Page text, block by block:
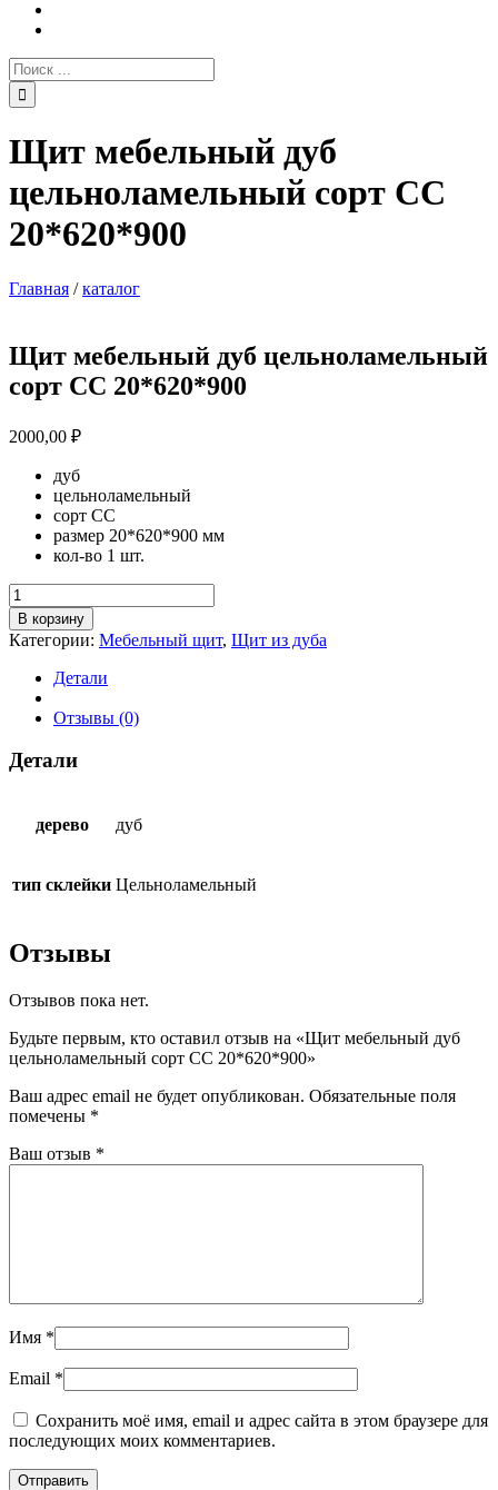
Поиск:
Щит мебельный дуб
цельноламельный сорт СС
20*620*900
Главная /каталог
Щит мебельный дуб цельноламельный
сорт СС 20*620*900
2000,00 ₽
дуб
цельноламельный
сорт СС
размер 20*620*900 мм
кол-во 1 шт.
Количество
товара
Щит
мебельный
цельноламельный
сорт
20*620*900
В корзину
Категории: Мебельный щит, Щит из дуба
Детали
Отзывы (0)
Детали
дерево дуб
тип склейки Цельноламельный
Отзывы
Отзывов пока нет.
Будьте первым, кто оставил отзыв на «Щит мебельный дуб
цельноламельный сорт СС 20*620*900»
Ваш адрес email не будет опубликован. Обязательные поля
помечены *
Ваш отзыв *
Имя *
Email *
Сохранить моё имя, email и адрес сайта в этом браузере для
последующих моих комментариев.